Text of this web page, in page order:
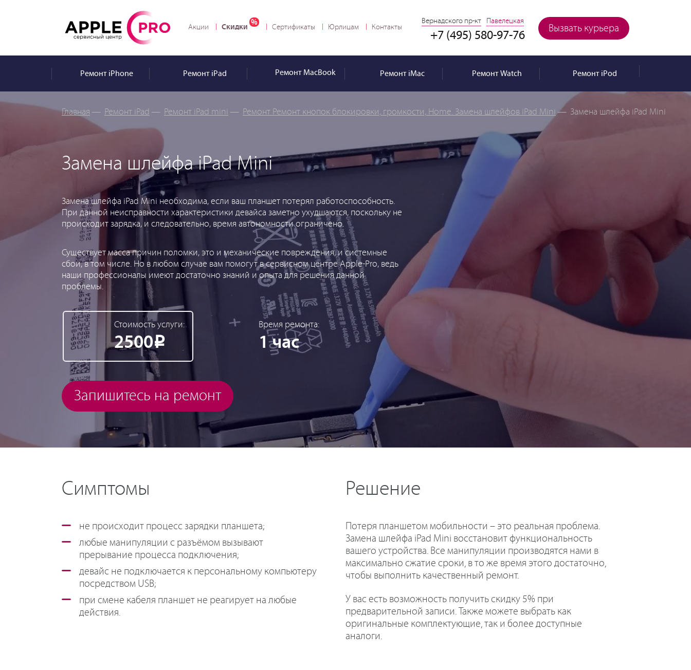
Вызвать курьера
Вернадского пр-кт Павелецкая
+7 (495) 580-97-76
Акции Скидки Сертификаты Юрлицам Контакты
РемонтiPhone РемонтiPad Ремонт MacBook РемонтiMac РемонтWatch РемонтiPod
Главная — Ремонт iPad — Ремонт iPad mini — Ремонт Ремонт кнопок блокировки, громкости, Home. Замена шлейфов iPad Mini— Замена шлейфа iPad Mini
Замена шлейфа iPad Mini
Замена шлейфа iPad Mini необходима, если ваш планшет потерял работоспособность.
При данной неисправности характеристики девайса заметно ухудшаются, поскольку не
происходит зарядка, и следовательно, время автономности ограничено.
Существует масса причин поломки, это и механические повреждения, и системные
сбои, в том числе. Но в любом случае вам помогут в сервисном центре Apple-Pro, ведь
наши профессионалы имеют достаточно знаний и опыта для решения данной
проблемы.
Стоимость услуги:
2500Р
Время ремонта:
1 час
Запишитесь на ремонт
Симптомы
не происходит процесс зарядки планшета;
любые манипуляции с разъёмом вызывают
прерывание процесса подключения;
девайс не подключается к персональному компьютеру
посредством USB;
при смене кабеля планшет не реагирует на любые
действия.
Решение
Потеря планшетом мобильности – это реальная проблема.
Замена шлейфа iPad Mini восстановит функциональность
вашего устройства. Все манипуляции производятся нами в
максимально сжатие сроки, в то же время этого достаточно,
чтобы выполнить качественный ремонт.
У вас есть возможность получить скидку 5% при
предварительной записи. Также можете выбрать как
оригинальные комплектующие, так и более доступные
аналоги.